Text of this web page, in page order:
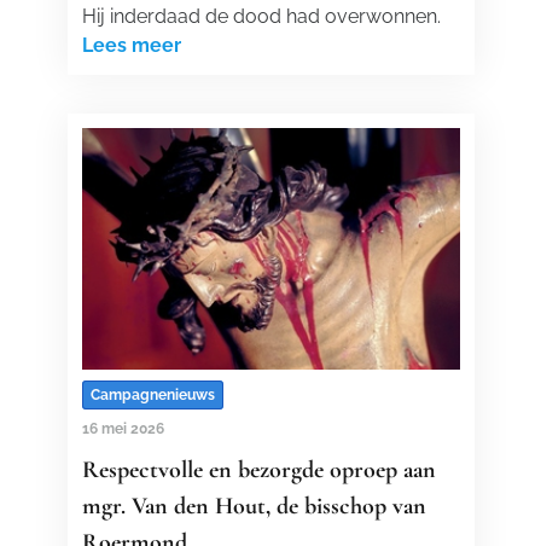
Hij inderdaad de dood had overwonnen.
Lees meer
Campagnenieuws
16 mei 2026
Respectvolle en bezorgde oproep aan
mgr. Van den Hout, de bisschop van